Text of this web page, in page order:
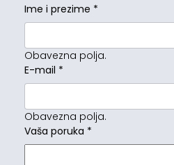
Ime i prezime *
Obavezna polja.
E-mail *
Obavezna polja.
Vaša poruka *